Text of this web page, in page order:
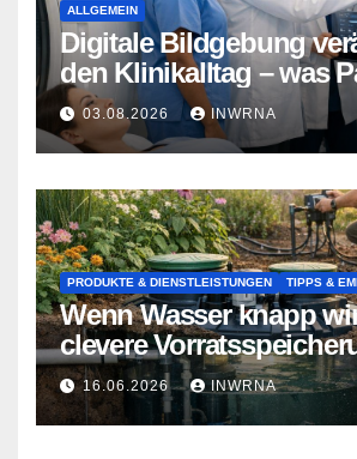
ALLGEMEIN
Digitale Bildgebung
den Klinikalltag – was
jetzt wissen sollten
03.08.2026 INWRNA
PRODUKTE & DIENSTLEISTUNGEN TIPPS &
Wenn Wasser knapp
clevere
Garten zum
16.06.2026 INWRNA